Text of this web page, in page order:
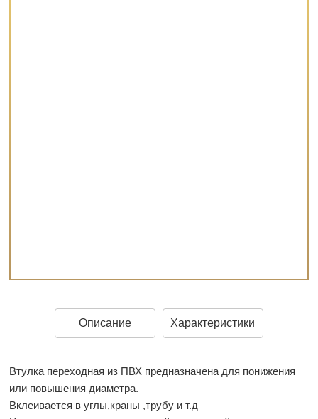
Описание Характеристики
Втулка переходная из ПВХ предназначена для понижения
или повышения диаметра.
Вклеивается в углы,краны ,трубу и т.д